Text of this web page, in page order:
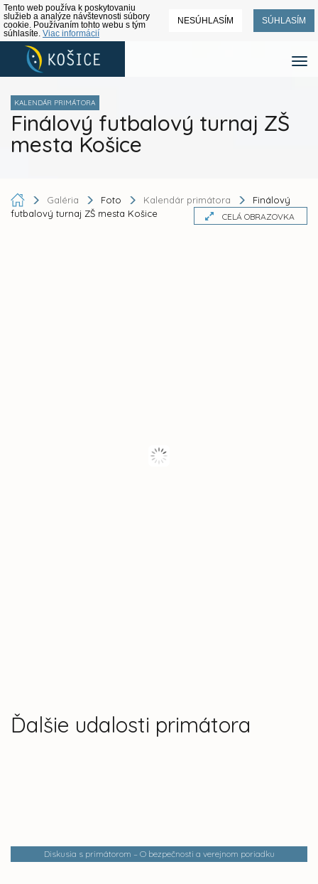
Tento web používa k poskytovaniu
služieb a analýze návštevnosti súbory
cookie. Používaním tohto webu s tým
súhlasíte. Viac informácií
NESÚHLASÍM SÚHLASÍM
KALENDÁR PRIMÁTORA
Finálový futbalový turnaj ZŠ
mesta Košice
Galéria Foto Kalendár primátora
Finálový
futbalový turnaj ZŠ mesta Košice
CELÁ OBRAZOVKA
Ďalšie udalosti primátora
Diskusia s primátorom – O bezpečnosti a verejnom poriadku